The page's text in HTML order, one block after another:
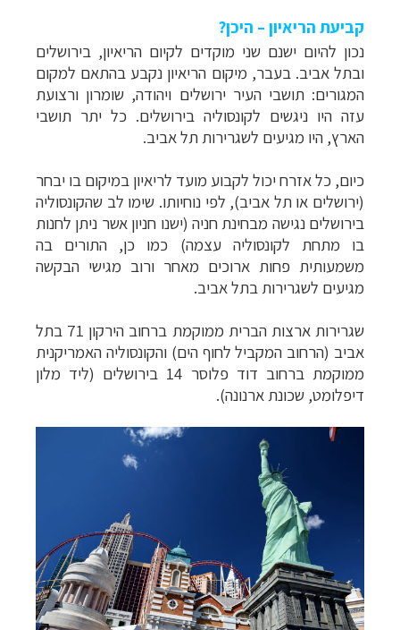
קביעת הריאיון – היכן?
נכון להיום ישנם שני מוקדים לקיום הריאיון, בירושלים
ובתל אביב. בעבר, מיקום הריאיון נקבע בהתאם למקום
המגורים: תושבי העיר ירושלים ויהודה, שומרון ורצועת
עזה היו ניגשים לקונסוליה בירושלים. כל יתר תושבי
הארץ, היו מגיעים לשגרירות תל אביב.
כיום, כל אזרח יכול לקבוע מועד לריאיון במיקום בו יבחר
(ירושלים או תל אביב), לפי נוחיותו. שימו לב שהקונסוליה
בירושלים נגישה מבחינת חניה (ישנו חניון אשר ניתן לחנות
בו מתחת לקונסוליה עצמה) כמו כן, התורים בה
משמעותית פחות ארוכים מאחר ורוב מגישי הבקשה
מגיעים לשגרירות בתל אביב.
שגרירות ארצות הברית ממוקמת ברחוב הירקון 71 בתל
אביב (הרחוב המקביל לחוף הים) והקונסוליה האמריקנית
ממוקמת ברחוב דוד פלוסר 14 בירושלים (ליד מלון
דיפלומט, שכונת ארנונה).